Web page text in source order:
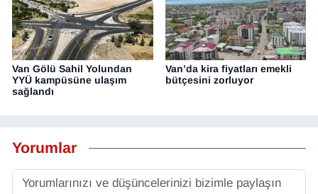
Van Gölü Sahil Yolundan
YYÜ kampüsüne ulaşım
sağlandı
Van’da kira fiyatları emekli
bütçesini zorluyor
Yorumlar